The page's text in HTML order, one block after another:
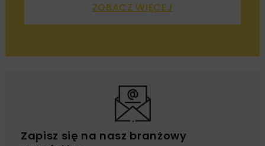
ZOBACZ WIĘCEJ
Zapisz się na nasz branżowy